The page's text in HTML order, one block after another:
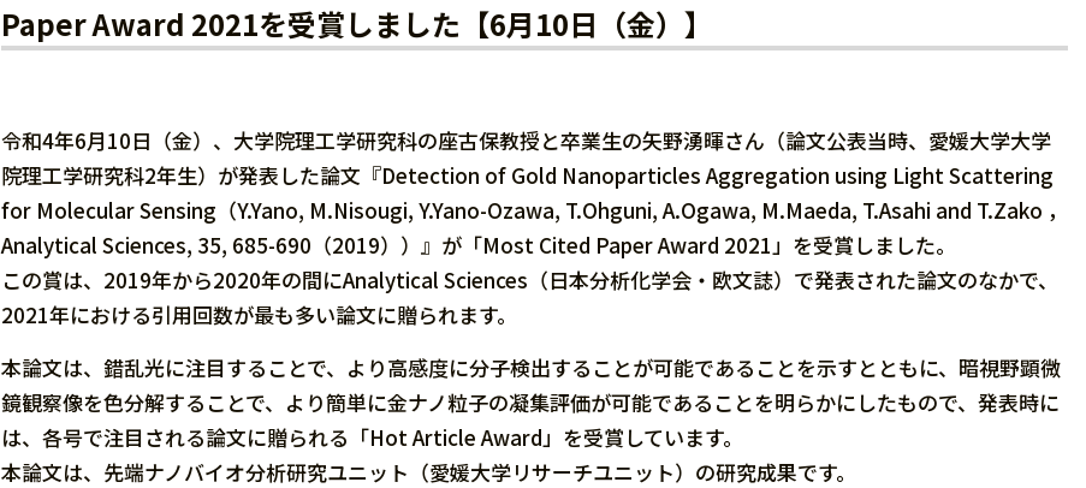
Paper Award 2021を受賞しました【6月10日（金）】
令和4年6月10日（金）、大学院理工学研究科の座古保教授と卒業生の矢野湧暉さん（論文公表当時、愛媛大学大学
院理工学研究科2年生）が発表した論文『Detection of Gold Nanoparticles Aggregation using Light Scattering
for Molecular Sensing（Y.Yano, M.Nisougi, Y.Yano-Ozawa, T.Ohguni, A.Ogawa, M.Maeda, T.Asahi and T.Zako ，
Analytical Sciences, 35, 685-690（2019））』が「Most Cited Paper Award 2021」を受賞しました。
この賞は、2019年から2020年の間にAnalytical Sciences（日本分析化学会・欧文誌）で発表された論文のなかで、
2021年における引用回数が最も多い論文に贈られます。
本論文は、錯乱光に注目することで、より高感度に分子検出することが可能であることを示すとともに、暗視野顕微
鏡観察像を色分解することで、より簡単に金ナノ粒子の凝集評価が可能であることを明らかにしたもので、発表時に
は、各号で注目される論文に贈られる「Hot Article Award」を受賞しています。
本論文は、先端ナノバイオ分析研究ユニット（愛媛大学リサーチユニット）の研究成果です。